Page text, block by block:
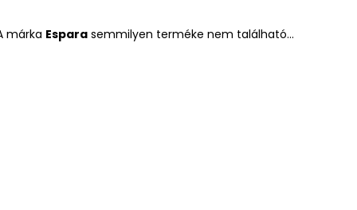
márka Espara semmilyen terméke nem található...